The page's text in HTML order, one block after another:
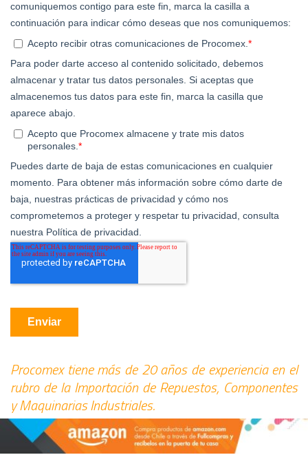
Procomex tiene más de 20 años de experiencia en el
rubro de la Importación de Repuestos, Componentes
y Maquinarias Industriales.